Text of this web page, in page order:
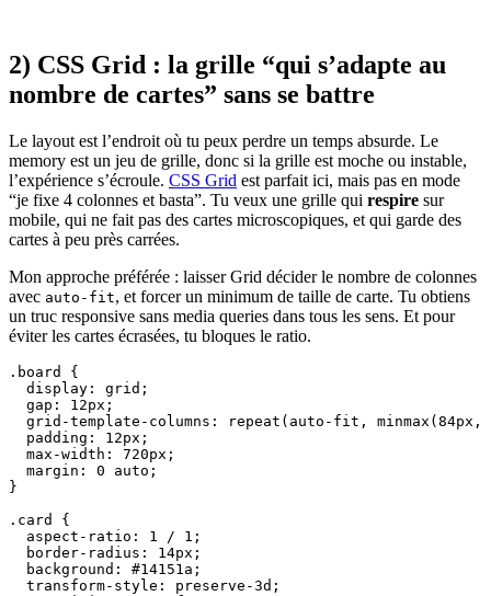
2) CSS Grid : la grille “qui s’adapte au
nombre de cartes” sans se battre
Le layout est l’endroit où tu peux perdre un temps absurde. Le
memory est un jeu de grille, donc si la grille est moche ou instable,
l’expérience s’écroule. CSS Grid est parfait ici, mais pas en mode
“je fixe 4 colonnes et basta”. Tu veux une grille qui respire sur
mobile, qui ne fait pas des cartes microscopiques, et qui garde des
cartes à peu près carrées.
Mon approche préférée : laisser Grid décider le nombre de colonnes
avec auto-fit, et forcer un minimum de taille de carte. Tu obtiens
un truc responsive sans media queries dans tous les sens. Et pour
éviter les cartes écrasées, tu bloques le ratio.
.board {
  display: grid;
  gap: 12px;
grid-template-columns: repeat(auto-fit, minmax(84px,
  padding: 12px;
  max-width: 720px;
  margin: 0 auto;
}
.card {
  aspect-ratio: 1 / 1;
  border-radius: 14px;
  background: #14151a;
  transform-style: preserve-3d;